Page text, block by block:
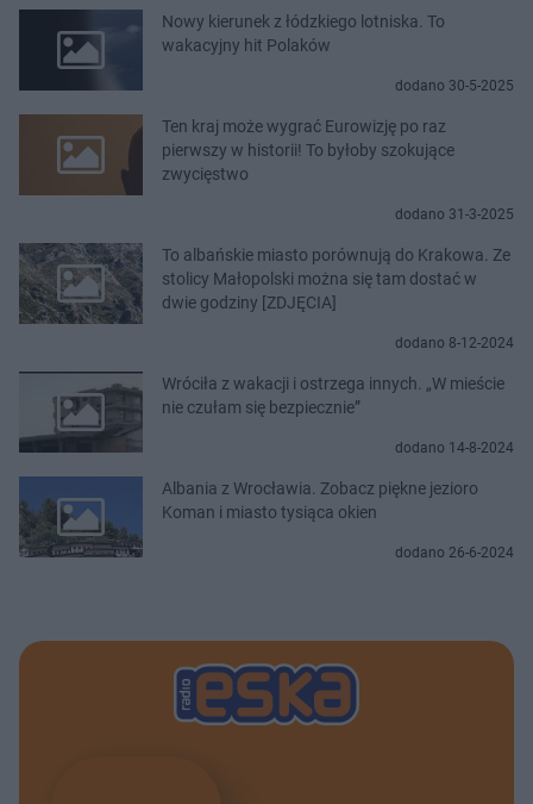
Nowy kierunek z łódzkiego lotniska. To
wakacyjny hit Polaków
dodano 30-5-2025
Ten kraj może wygrać Eurowizję po raz
pierwszy w historii! To byłoby szokujące
zwycięstwo
dodano 31-3-2025
To albańskie miasto porównują do Krakowa. Ze
stolicy Małopolski można się tam dostać w
dwie godziny [ZDJĘCIA]
dodano 8-12-2024
Wróciła z wakacji i ostrzega innych. „W mieście
nie czułam się bezpiecznie”
dodano 14-8-2024
Albania z Wrocławia. Zobacz piękne jezioro
Koman i miasto tysiąca okien
dodano 26-6-2024